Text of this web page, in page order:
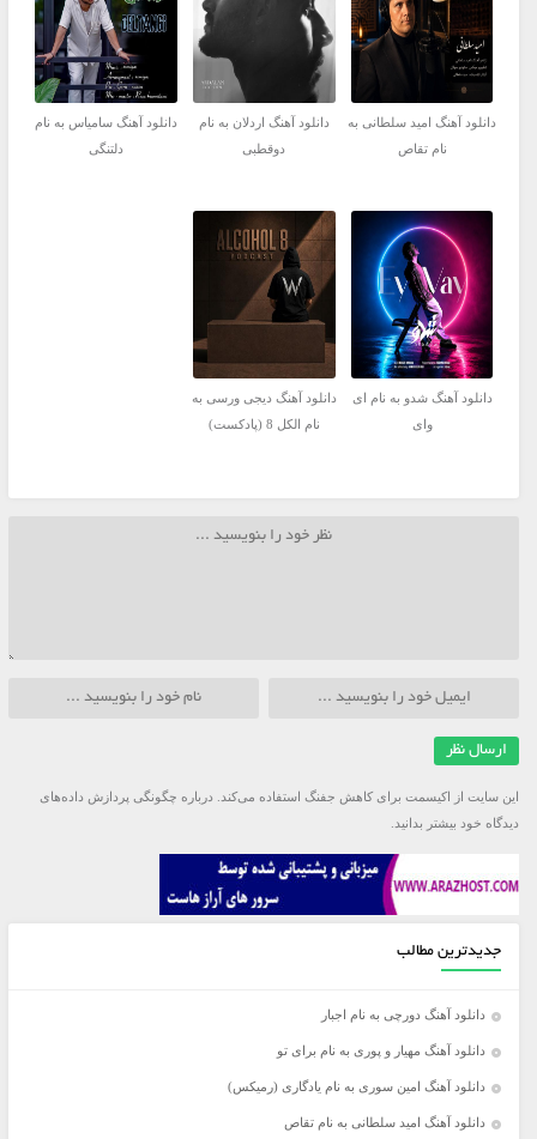
دانلود آهنگ امید سلطانی به
نام تقاص
دانلود آهنگ اردلان به نام
دوقطبی
دانلود آهنگ سامیاس به نام
دلتنگی
دانلود آهنگ شدو به نام ای
وای
دانلود آهنگ دیجی ورسی به
نام الکل 8 (پادکست)
این سایت از اکیسمت برای کاهش جفنگ استفاده می‌کند. درباره چگونگی پردازش داده‌های
دیدگاه خود بیشتر بدانید.
جدیدترین مطالب
دانلود آهنگ دورچی به نام اجبار
دانلود آهنگ مهیار و پوری به نام برای تو
دانلود آهنگ امین سوری به نام یادگاری (رمیکس)
دانلود آهنگ امید سلطانی به نام تقاص